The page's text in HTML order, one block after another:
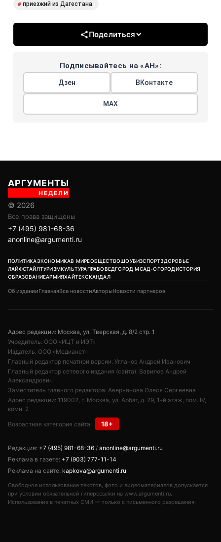
# приезжий из Дагестана
Поделиться
Подписывайтесь на «АН»:
Дзен ВКонтакте
МАХ
АРГУМЕНТЫ
НЕДЕЛИ
© 2026
Все права защищены
+7 (495) 981-68-36
anonline@argumenti.ru
ПОЛИТИКАЭКОНОМИКАВ МИРЕОБЩЕСТВОШОУБИЗСПОРТЗДОРОВЬЕ
ЛАЙФСТАЙЛТУРИЗМКУЛЬТУРАПРАВОВЕДГОРОД МСАД-ОГОРОДИСТОРИЯ
ОБРАЗОВАНИЕАРМИЯХАЙТЕКСКАНДАЛ
Об изданииГлавнаяВсе новостиАвторыНовости партнеров
Адрес редакции: Москва, ул. Тверская, д. 8/2 стр. 1
Учредитель: ООО «ИЦТ и ИЭТ»
Издатель: ООО «Медианет»
Главный редактор печатной версии: Угланов Андрей Иванович
Главный редактор сетевого издания (сайта): Вавилов Андрей
Александрович
Заместитель главного редактора: Аверьянова Олеся Сергеевна
Адрес редакции: 119002, г. Москва, ул. Арбат, д. 29, 1-й этаж, пом. IV,
комн. 2
Возрастная категория сайта: 18+
Редакция: +7 (495) 981-68-36 / anonline@argumenti.ru
Реклама в газете: +7 (903) 777-11-14
Реклама на сайте: kapkova@argumenti.ru
Свободное использование текстов, фото и видеоматериалов допускается
при условии обязательной гиперссылки на www.argumenti.ru.
Использование в печатных СМИ — только с письменного разрешения.